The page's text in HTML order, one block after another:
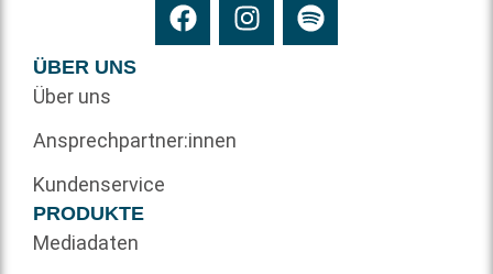
ÜBER UNS
Über uns
Ansprechpartner:innen
Kundenservice
PRODUKTE
Mediadaten